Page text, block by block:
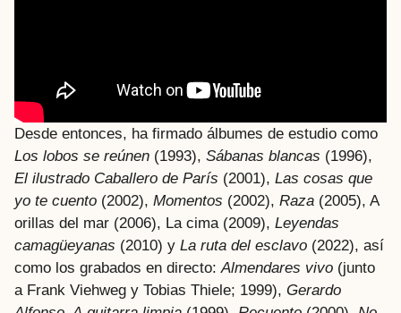
Desde entonces, ha firmado álbumes de estudio como
Los lobos se reúnen (1993), Sábanas blancas (1996),
El ilustrado Caballero de París (2001), Las cosas que
yo te cuento (2002), Momentos (2002), Raza (2005), A
orillas del mar (2006), La cima (2009), Leyendas
camagüeyanas (2010) y La ruta del esclavo (2022), así
como los grabados en directo:Almendares vivo (junto
a Frank Viehweg y Tobias Thiele; 1999), Gerardo